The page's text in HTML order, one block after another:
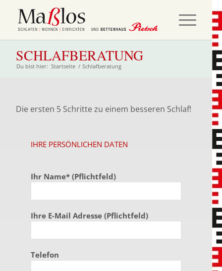
SCHLAFBERATUNG
Du bist hier: Startseite / Schlafberatung
Die ersten 5 Schritte zu einem besseren Schlaf!
IHRE PERSÖNLICHEN DATEN
Ihr Name* (Pflichtfeld)
Ihre E-Mail Adresse (Pflichtfeld)
Telefon